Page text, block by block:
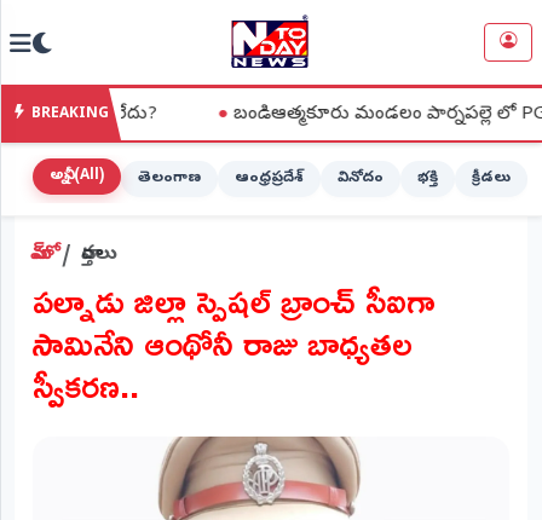
హోమ్
(Home)
STREAMING
లైవ్
టీవీ
(Live
TV)
BREAKING
లేదు? ●బండిఆత్మకూరు మండలం పార్నపల్లె లో PGRS
అన్నీ (All) తెలంగాణ ఆంధ్రప్రదేశ్ వినోదం భక్తి క్రీడలు
హోమ్ వార్తలు
పల్నాడు జిల్లా స్పెషల్ బ్రాంచ్ సీఐగా
సామినేని ఆంథోనీ రాజు బాధ్యతల
స్వీకరణ..